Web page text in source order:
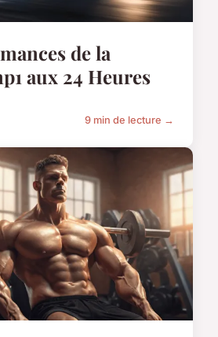
de la
aux 24 Heures
9 min de lecture →